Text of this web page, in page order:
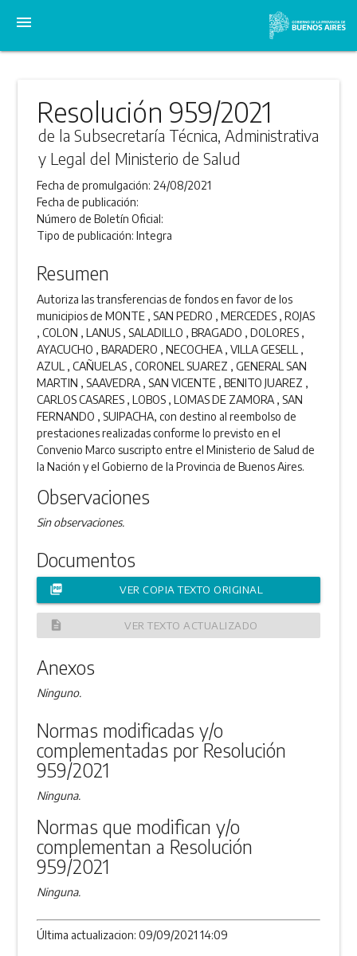
menu
Resolución 959/2021
de la Subsecretaría Técnica, Administrativa
y Legal del Ministerio de Salud
Fecha de promulgación: 24/08/2021
Fecha de publicación:
Número de Boletín Oficial:
Tipo de publicación:Integra
Resumen
Autoriza las transferencias de fondos en favor de los
municipios de MONTE , SAN PEDRO , MERCEDES , ROJAS
, COLON , LANUS , SALADILLO , BRAGADO , DOLORES ,
AYACUCHO , BARADERO , NECOCHEA , VILLA GESELL ,
AZUL , CAÑUELAS , CORONEL SUAREZ , GENERAL SAN
MARTIN , SAAVEDRA , SAN VICENTE , BENITO JUAREZ ,
CARLOS CASARES , LOBOS , LOMAS DE ZAMORA , SAN
FERNANDO , SUIPACHA, con destino al reembolso de
prestaciones realizadas conforme lo previsto en el
Convenio Marco suscripto entre el Ministerio de Salud de
la Nación y el Gobierno de la Provincia de Buenos Aires.
Observaciones
Sin observaciones.
Documentos
picture_as_pdf VER COPIA TEXTO ORIGINAL
description VER TEXTO ACTUALIZADO
Anexos
Ninguno.
Normas modificadas y/o
complementadas por Resolución
959/2021
Ninguna.
Normas que modifican y/o
complementan a Resolución
959/2021
Ninguna.
Última actualizacion: 09/09/2021 14:09